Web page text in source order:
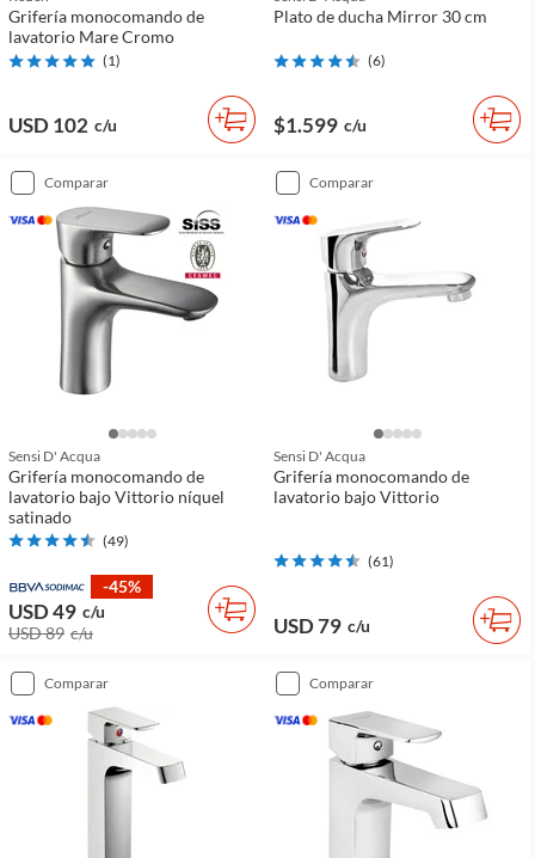
Grifería monocomando de
lavatorio Mare Cromo
(1)
USD 102 c/u
Plato de ducha Mirror 30 cm
(6)
$1.599 c/u
comparar
Sensi D' Acqua
Grifería monocomando de
lavatorio bajo Vittorio níquel
satinado
(49)
-45%
USD 49 c/u
USD 89 c/u
comparar
Sensi D' Acqua
Grifería monocomando de
lavatorio bajo Vittorio
(61)
USD 79 c/u
comparar comparar